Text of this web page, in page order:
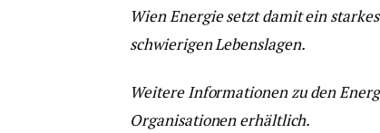
Wien Energie setzt damit ein
schwierigen Lebenslagen.
Weitere Informationen zu den
Organisationen erhältlich.